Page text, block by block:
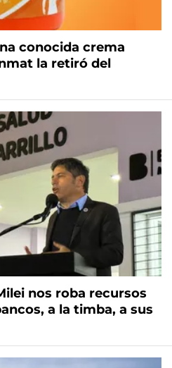
conocida crema
la retiró del
nos roba recursos
a la timba, a sus